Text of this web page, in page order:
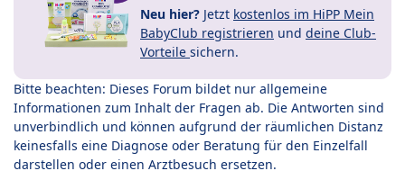
Neu hier? Jetzt kostenlos im HiPP Mein
BabyClub registrieren und deine Club-
Vorteile sichern.
Bitte beachten: Dieses Forum bildet nur allgemeine
Informationen zum Inhalt der Fragen ab. Die Antworten sind
unverbindlich und können aufgrund der räumlichen Distanz
keinesfalls eine Diagnose oder Beratung für den Einzelfall
darstellen oder einen Arztbesuch ersetzen.